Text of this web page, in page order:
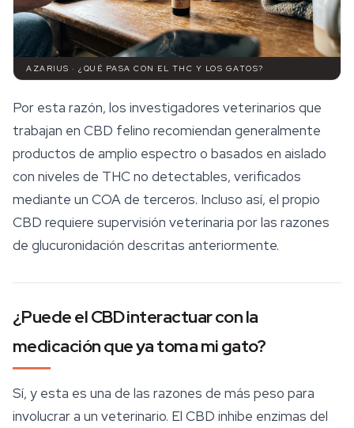
AZARIUS · ¿QUÉ PASA CON EL THC Y LOS GATOS?
Por esta razón, los investigadores veterinarios que
trabajan en CBD felino recomiendan generalmente
productos de amplio espectro o basados en aislado
con niveles de THC no detectables, verificados
mediante un COA de terceros. Incluso así, el propio
CBD requiere supervisión veterinaria por las razones
de glucuronidación descritas anteriormente.
¿Puede el CBD interactuar con la
medicación que ya toma mi gato?
Sí, y esta es una de las razones de más peso para
involucrar a un veterinario. El CBD inhibe enzimas del